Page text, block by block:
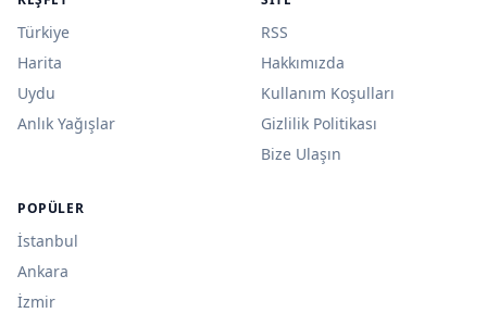
Türkiye
Harita
Uydu
Anlık Yağışlar
RSS
Hakkımızda
Kullanım Koşulları
Gizlilik Politikası
Bize Ulaşın
POPÜLER
İstanbul
Ankara
İzmir